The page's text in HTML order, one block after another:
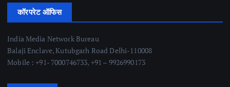
कॉरपरेट ऑफिस
India Media Network Bureau
Balaji Enclave, Kutubgarh Road Delhi-110008
Mobile : +91- 7000746733, +91 – 9926990173